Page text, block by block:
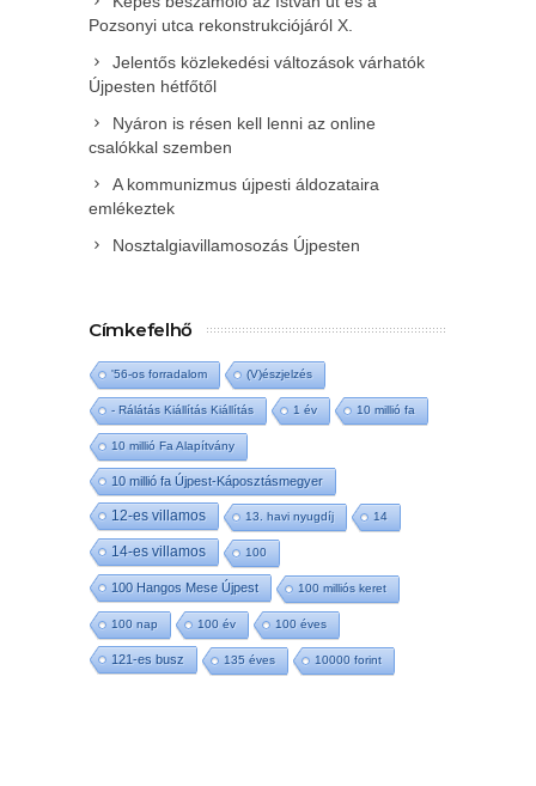
Pozsonyi utca rekonstrukciójáról X.
Jelentős közlekedési változások várhatók
Újpesten hétfőtől
Nyáron is résen kell lenni az online
csalókkal szemben
A kommunizmus újpesti áldozataira
emlékeztek
Nosztalgiavillamosozás Újpesten
Címkefelhő
'56-os forradalom (V)észjelzés
- Rálátás Kiállítás Kiállítás 1 év 10 millió fa
10 millió Fa Alapítvány
10 millió fa Újpest-Káposztásmegyer
12-es villamos 13. havi nyugdíj 14
14-es villamos 100
100 Hangos Mese Újpest 100 milliós keret
100 nap 100 év 100 éves
121-es busz 135 éves 10000 forint